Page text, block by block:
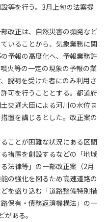
等を行う。3月上旬の法案提
改正は、自然災害の頻発など
いることから、気象業務に関
予報の高度化へ、予報業務許
火等の一定の現象の予報の業
説明を受けた者にのみ利用さ
可を行うこととする。都道府
交通大臣による河川の水位ま
置を講じるとした。改正案の
ことが困難な状況にある区間
措置を創設するなどの「地域
法律等」の一部改正案（2月
の強化を図るため高速道路の
を盛り込む「道路整備特別措
保有・債務返済機構法」の一
ある。
く、随時変更されることが
WEB上に表示した時点で直
みなします。
消し）
定の会員申込手続きを完了
いいます。
、会員申込みをした者が以下
わかった場合、その者の会
があります。
なかった場合
虚偽があった場合
き通りに会員申込手続き処
を不適当と判断した場合
た会員が前項の何れかに該
資格を取り消すことがあり